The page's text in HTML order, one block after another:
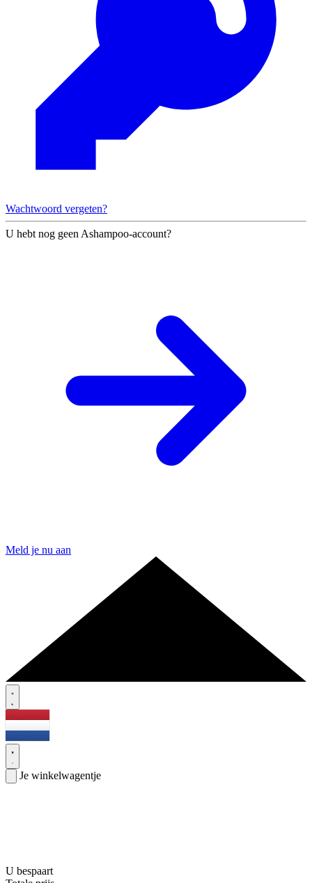
Wachtwoord vergeten?
U hebt nog geen Ashampoo-account?
Meld je nu aan
Je winkelwagentje
U bespaart